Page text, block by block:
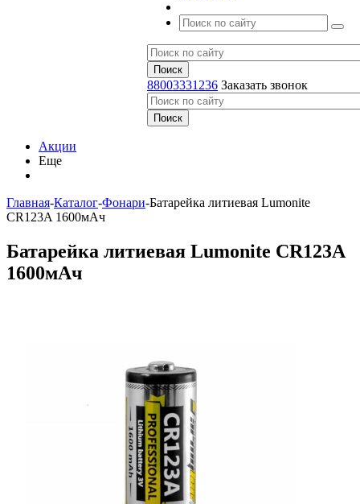
88003331236 Заказать звонок
Акции
Еще
Главная-Каталог-Фонари-Батарейка литиевая Lumonite
CR123A 1600мАч
Батарейка литиевая Lumonite CR123A
1600мАч